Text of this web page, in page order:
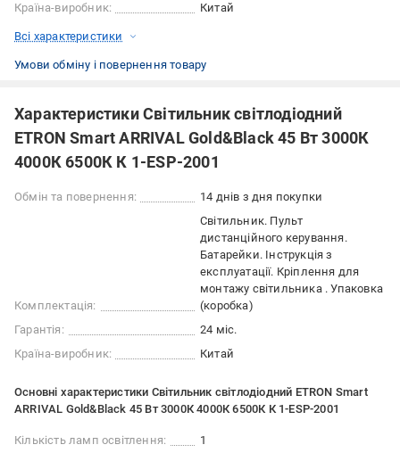
Країна-виробник:
Китай
Всі характеристики
Умови обміну і повернення товару
Характеристики Світильник світлодіодний
ETRON Smart ARRIVAL Gold&Black 45 Вт 3000К
4000К 6500К К 1-ESP-2001
Обмін та повернення: 14 днів з дня покупки
Комплектація:
Світильник. Пульт
дистанційного керування.
Батарейки. Інструкція з
експлуатації. Кріплення для
монтажу світильника . Упаковка
(коробка)
Гарантія:
24 міс.
Країна-виробник:
Китай
Основні характеристики Світильник світлодіодний ETRON Smart
ARRIVAL Gold&Black 45 Вт 3000К 4000К 6500К К 1-ESP-2001
Кількість ламп освітлення: 1